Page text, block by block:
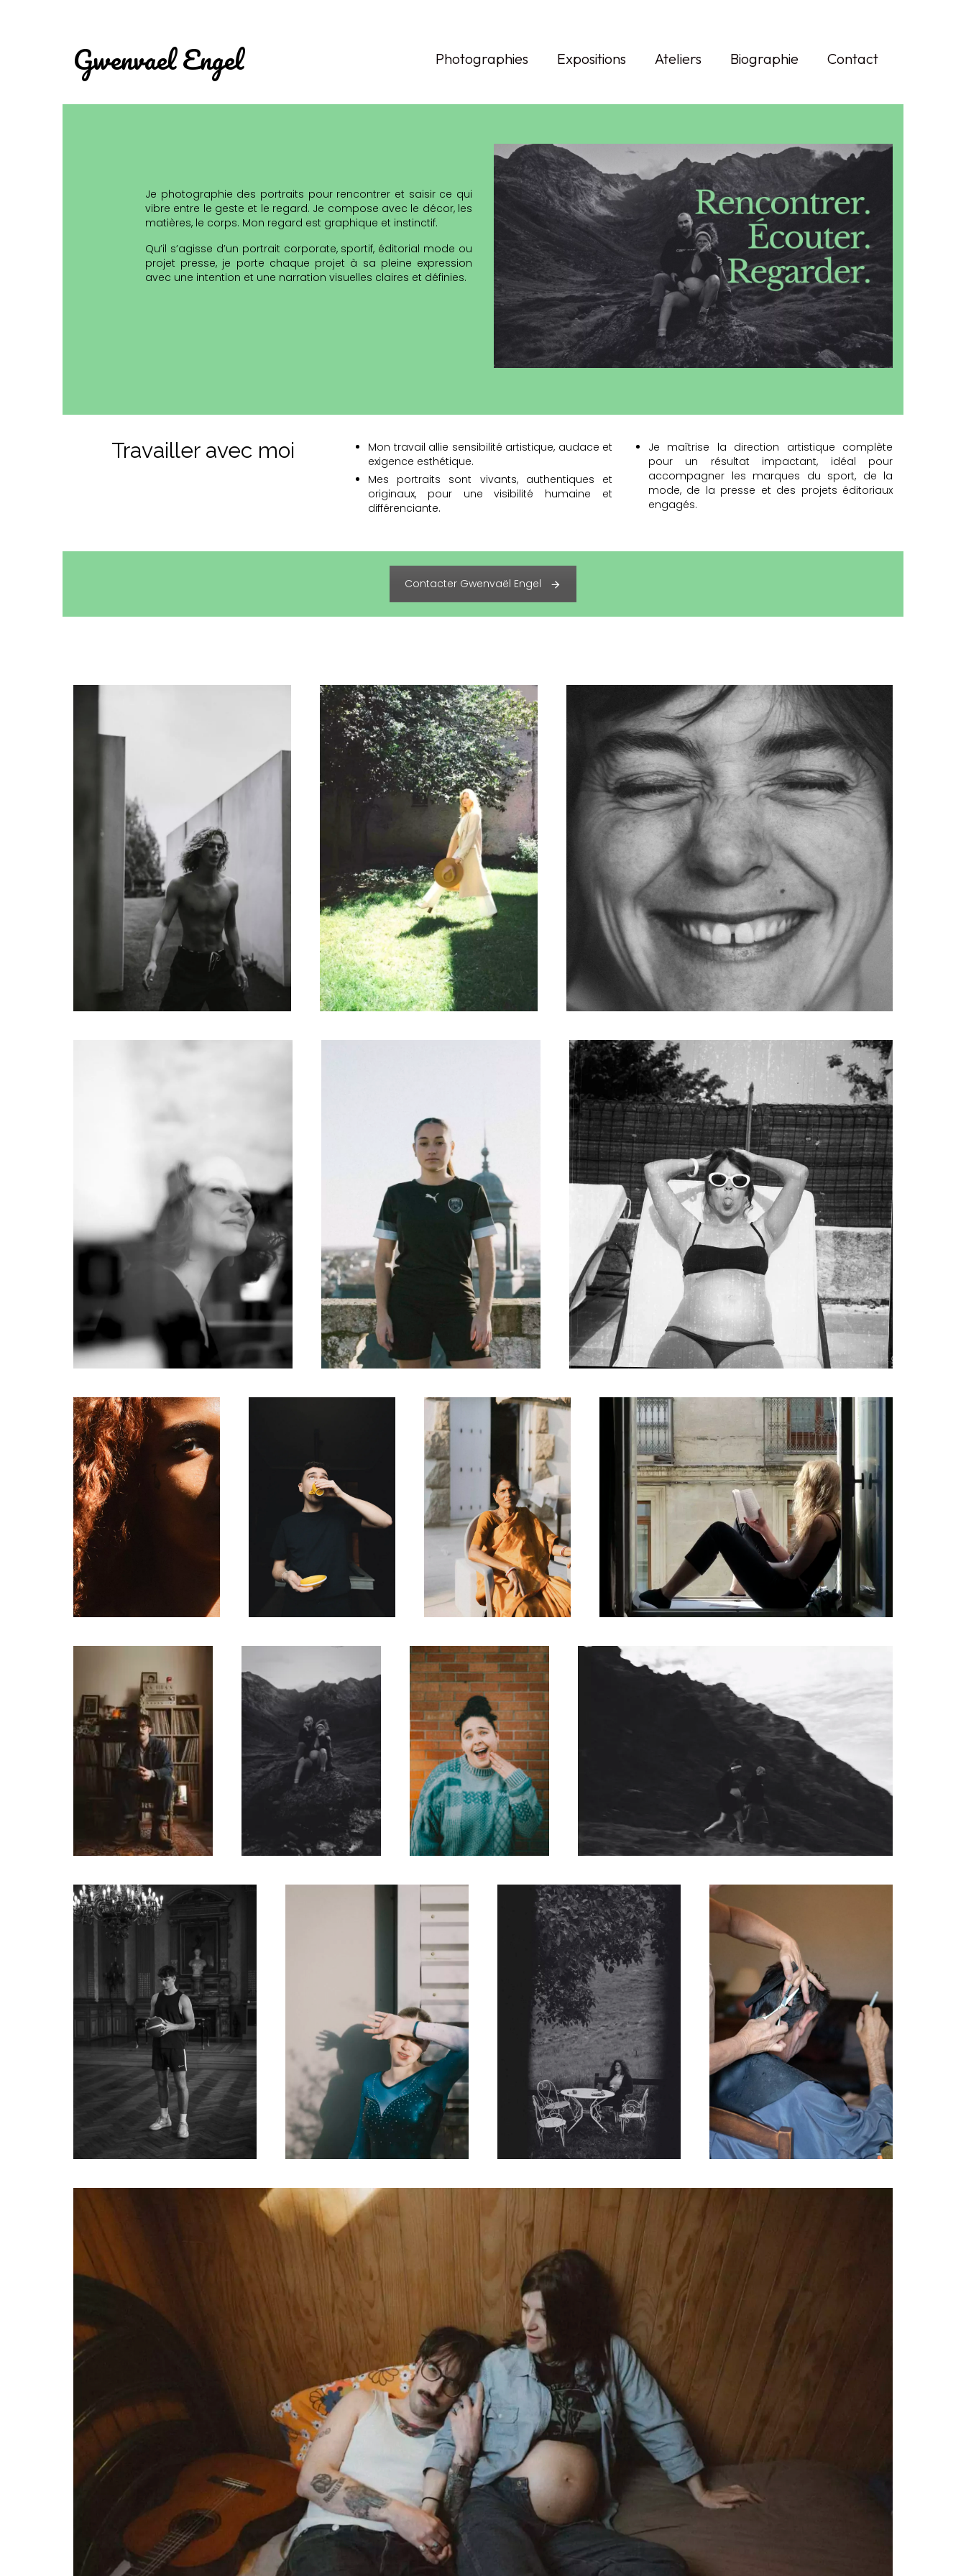
Gwenvael Engel Photographies Expositions Ateliers Biographie Contact
Je photographie des portraits pour rencontrer et saisir ce qui
vibre entre le geste et le regard. Je compose avec le décor, les
matières, le corps. Mon regard est graphique et instinctif.
Qu’il s’agisse d’un portrait corporate, sportif, éditorial mode ou
projet presse, je porte chaque projet à sa pleine expression
avec une intention et une narration visuelles claires et définies.
Travailler avec moi
Mon travail allie sensibilité artistique, audace et
exigence esthétique.
Mes portraits sont vivants, authentiques et
originaux, pour une visibilité humaine et
différenciante.
Je maîtrise la direction artistique complète
pour un résultat impactant, idéal pour
accompagner les marques du sport, de la
mode, de la presse et des projets éditoriaux
engagés.
Contacter Gwenvaël Engel